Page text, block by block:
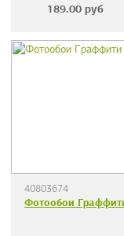
189.00 руб
40803674
Фотообои